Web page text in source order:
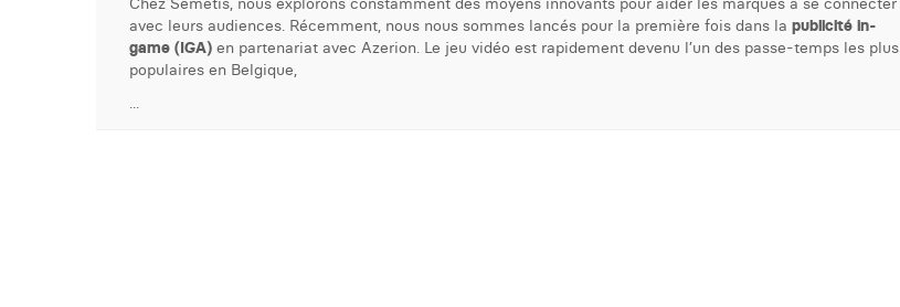
avec leurs audiences. Récemment, nous nous sommes lancés pour la première fois dans la publicité in-
game (IGA) en partenariat avec Azerion. Le jeu vidéo est rapidement devenu l’un des passe-temps les plus
populaires en Belgique,
...